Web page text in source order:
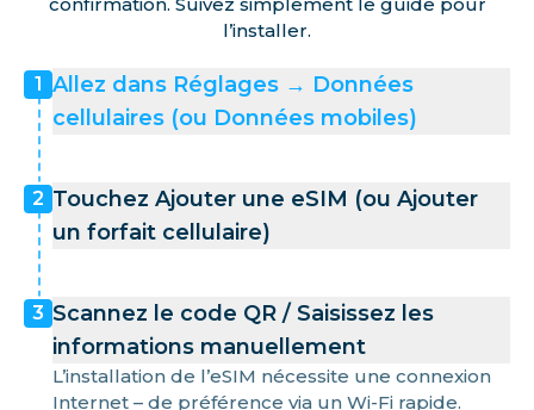
l’installer.
1 Allez dans Réglages → Données
cellulaires (ou Données mobiles)
2 Touchez Ajouter une eSIM (ou Ajouter
un forfait cellulaire)
3 Scannez le code QR / Saisissez les
informations manuellement
L’installation de l’eSIM nécessite une connexion
Internet – de préférence via un Wi-Fi rapide.